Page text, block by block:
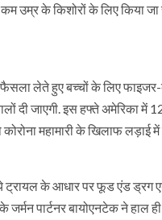
उम्र के किशोरों के लिए
लेते हुए बच्चों के लिए फाइजर-
दी जाएगी. इस हफ्ते
महामारी के खिलाफ लड़ाई में
ट्रायल के आधार पर फूड एंड
पार्टनर बायोएनटेक ने हाल